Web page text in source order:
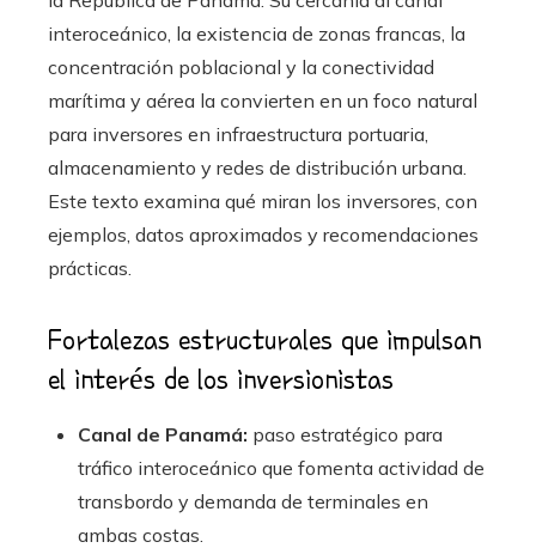
interoceánico, la existencia de zonas francas, la
concentración poblacional y la conectividad
marítima y aérea la convierten en un foco natural
para inversores en infraestructura portuaria,
almacenamiento y redes de distribución urbana.
Este texto examina qué miran los inversores, con
ejemplos, datos aproximados y recomendaciones
prácticas.
Fortalezas estructurales que impulsan
el interés de los inversionistas
Canal de Panamá: paso estratégico para
tráfico interoceánico que fomenta actividad de
transbordo y demanda de terminales en
ambas costas.